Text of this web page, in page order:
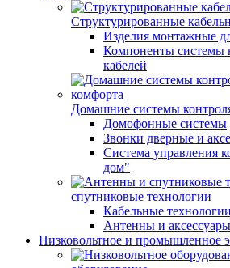
Структурированные
Изделия монтажные
Компоненты системы
кабелей
Домашние системы
Домофонные системы
Звонки дверные и
Система управления
дом"
спутниковые технологии
Кабельные технологии
Антенны и аксессуары
Низковольтное и промышленное